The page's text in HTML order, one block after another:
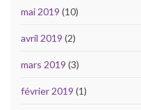
mai 2019 (10)
avril 2019 (2)
mars 2019 (3)
février 2019 (1)